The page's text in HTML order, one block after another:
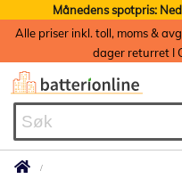
Månedens spotpris:
Alle priser inkl. toll, moms &
dager returret I